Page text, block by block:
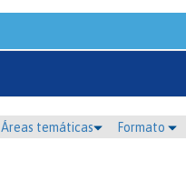
Áreas temáticas Formato